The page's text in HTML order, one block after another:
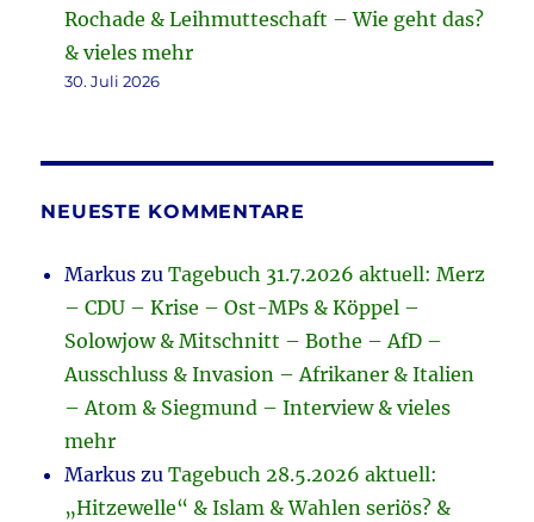
Rochade & Leihmutteschaft – Wie geht das?
& vieles mehr
30. Juli 2026
NEUESTE KOMMENTARE
Markus zuTagebuch 31.7.2026 aktuell: Merz
– CDU – Krise – Ost-MPs & Köppel –
Solowjow & Mitschnitt – Bothe – AfD –
Ausschluss & Invasion – Afrikaner & Italien
– Atom & Siegmund – Interview & vieles
mehr
Markus zuTagebuch 28.5.2026 aktuell:
„Hitzewelle“ & Islam & Wahlen seriös? &